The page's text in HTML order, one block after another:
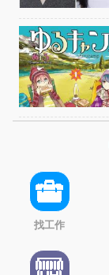
找工作